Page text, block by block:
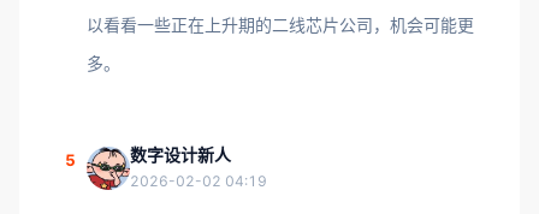
以看看一些正在上升期的二线芯片公司，机会可能更
多。
5 数字设计新人
2026-02-02 04:19